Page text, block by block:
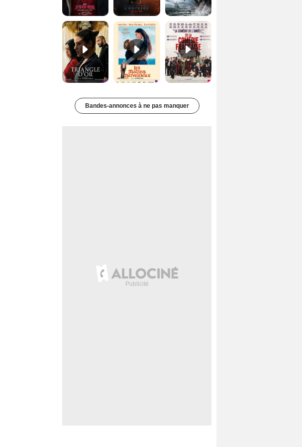
Les Matins merveilleux Bande-annonce VF De la Comédie-Française Teaser VF
Bandes-annonces à ne pas manquer